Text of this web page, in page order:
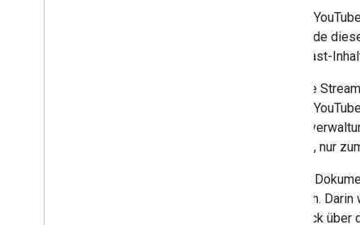
Mit der
Verwende
Broadcast-
Die Live
können
besteht, nur
Dieses
möchten.
Überblick